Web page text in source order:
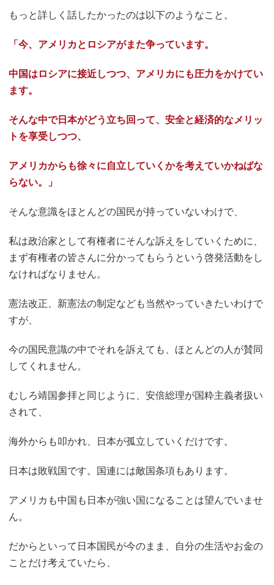
もっと詳しく話したかったのは以下のようなこと。
「今、アメリカとロシアがまた争っています。
中国はロシアに接近しつつ、アメリカにも圧力をかけてい
ます。
そんな中で日本がどう立ち回って、安全と経済的なメリッ
トを享受しつつ、
アメリカからも徐々に自立していくかを考えていかねばな
らない。」
そんな意識をほとんどの国民が持っていないわけで、
私は政治家として有権者にそんな訴えをしていくために、
まず有権者の皆さんに分かってもらうという啓発活動をし
なければなりません。
憲法改正、新憲法の制定なども当然やっていきたいわけで
すが、
今の国民意識の中でそれを訴えても、ほとんどの人が賛同
してくれません。
むしろ靖国参拝と同じように、安倍総理が国粋主義者扱い
されて、
海外からも叩かれ、日本が孤立していくだけです。
日本は敗戦国です。国連には敵国条項もあります。
アメリカも中国も日本が強い国になることは望んでいませ
ん。
だからといって日本国民が今のまま、自分の生活やお金の
ことだけ考えていたら、